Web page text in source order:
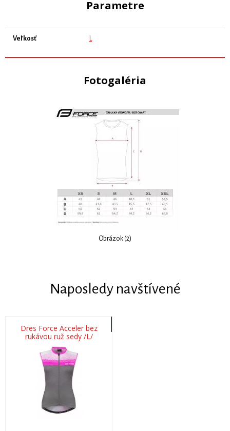
Parametre
Veľkosť L
Fotogaléria
Obrázok (2)
Naposledy navštívené
Dres Force Acceler bez
rukávou ruž sedy /L/